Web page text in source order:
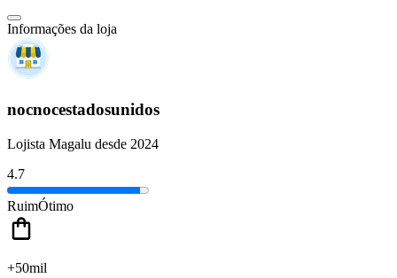
Informações da loja
nocnocestadosunidos
Lojista Magalu desde 2024
4.7
RuimÓtimo
+50mil